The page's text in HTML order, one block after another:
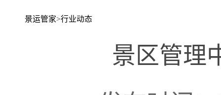
景运管家>行业动态
景区管理